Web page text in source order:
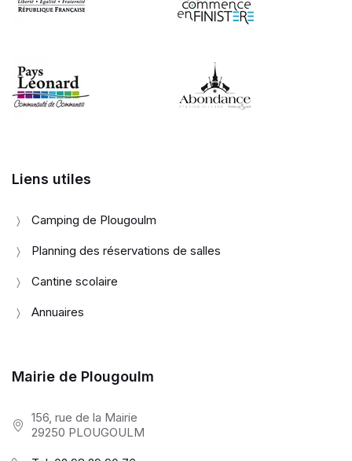
Liens utiles
Camping de Plougoulm
Planning des réservations de salles
Cantine scolaire
Annuaires
Mairie de Plougoulm
156, rue de la Mairie
29250 PLOUGOULM